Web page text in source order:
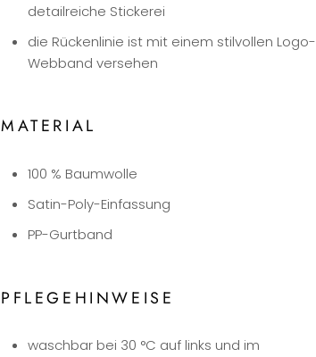
detailreiche Stickerei
die Rückenlinie ist mit einem stilvollen Logo-
Webband versehen
MATERIAL
100 % Baumwolle
Satin-Poly-Einfassung
PP-Gurtband
PFLEGEHINWEISE
waschbar bei 30 °C auf links und im